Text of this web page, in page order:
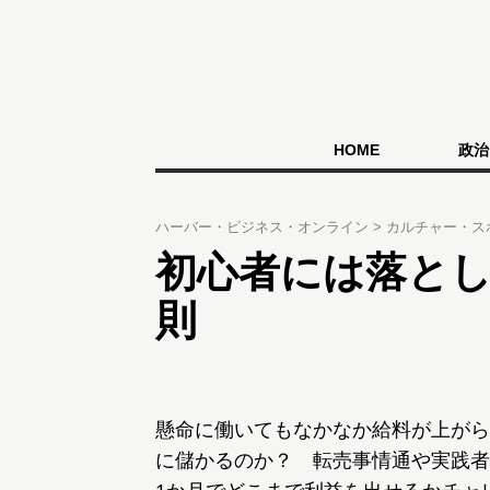
HOME 政
ハーバー・ビジネス・オンライン カルチャー・
初心者には落と
則
懸命に働いてもなかなか給料が上が
に儲かるのか？ 転売事情通や実践